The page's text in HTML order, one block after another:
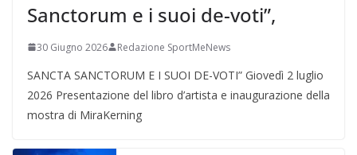
Sanctorum e i suoi de-voti”,
30 Giugno 2026 Redazione SportMeNews
SANCTA SANCTORUM E I SUOI DE-VOTI” Giovedì 2 luglio
2026 Presentazione del libro d’artista e inaugurazione della
mostra di MiraKerning